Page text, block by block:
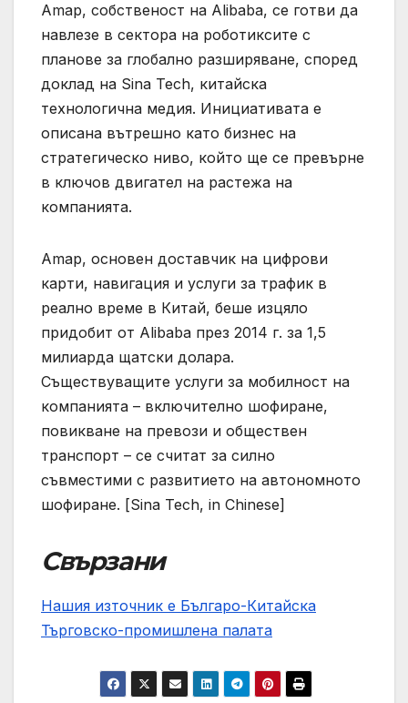
Amap, собственост на Alibaba, се готви да
навлезе в сектора на роботиксите с
планове за глобално разширяване, според
доклад на Sina Tech, китайска
технологична медия. Инициативата е
описана вътрешно като бизнес на
стратегическо ниво, който ще се превърне
в ключов двигател на растежа на
компанията.
Amap, основен доставчик на цифрови
карти, навигация и услуги за трафик в
реално време в Китай, беше изцяло
придобит от Alibaba през 2014 г. за 1,5
милиарда щатски долара.
Съществуващите услуги за мобилност на
компанията – включително шофиране,
повикване на превози и обществен
транспорт – се считат за силно
съвместими с развитието на автономното
шофиране. [Sina Tech, in Chinese]
Свързани
Нашия източник е Българо-Китайска
Търговско-промишлена палaта